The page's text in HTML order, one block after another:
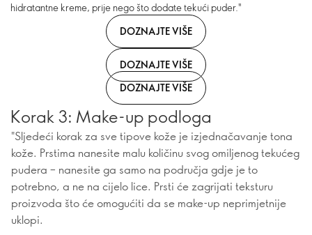
hidratantne kreme, prije nego što dodate tekući puder."
DOZNAJTE VIŠE
DOZNAJTE VIŠE
DOZNAJTE VIŠE
Korak 3: Make-up podloga
"Sljedeći korak za sve tipove kože je izjednačavanje tona
kože. Prstima nanesite malu količinu svog omiljenog tekućeg
pudera – nanesite ga samo na područja gdje je to
potrebno, a ne na cijelo lice. Prsti će zagrijati teksturu
proizvoda što će omogućiti da se make-up neprimjetnije
uklopi.